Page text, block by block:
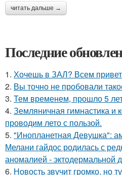
читать дальше →
Последние
1. Хочешь в ЗАЛ? Всем
2. Вы точно не пробовали
3. Тем временем, прошло 5
4. Земляничная гимнастика
проводим лето с пользой.
5. "Инопланетная Девушка":
Мелани гайдос родилась с
аномалией - эктодермальной
6. Новость звучит громко, но